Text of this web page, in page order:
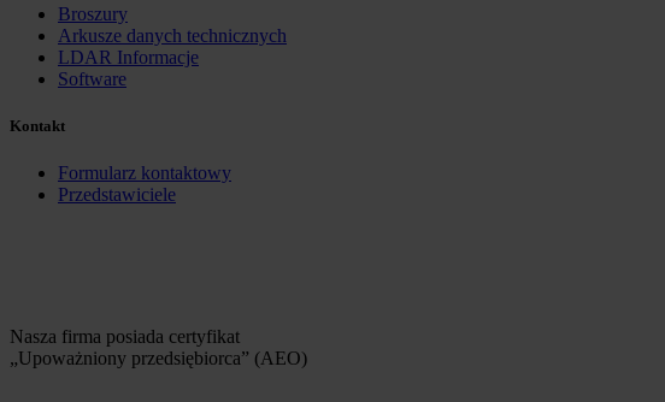
Broszury
Arkusze danych technicznych
LDAR Informacje
Software
Kontakt
Formularz kontaktowy
Przedstawiciele
Nasza firma posiada certyfikat
„Upoważniony przedsiębiorca” (AEO)